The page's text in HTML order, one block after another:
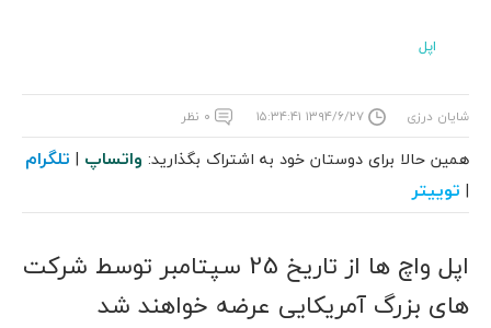
اپل
شایان درزی ۱۳۹۴/۶/۲۷ ۱۵:۳۴:۴۱ ۰ نظر
همین حالا برای دوستان خود به اشتراک بگذارید: واتساپ | تلگرام
| توییتر
اپل واچ ها از تاریخ 25 سپتامبر توسط شرکت
های بزرگ آمریکایی عرضه خواهند شد